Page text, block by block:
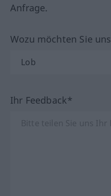
Anfrage.
Wozu möchten Sie
Ihr Feedback*